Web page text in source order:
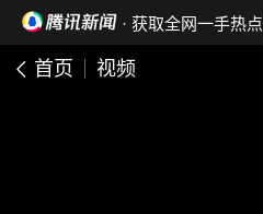
· 获取全网一手热点
首页 视频